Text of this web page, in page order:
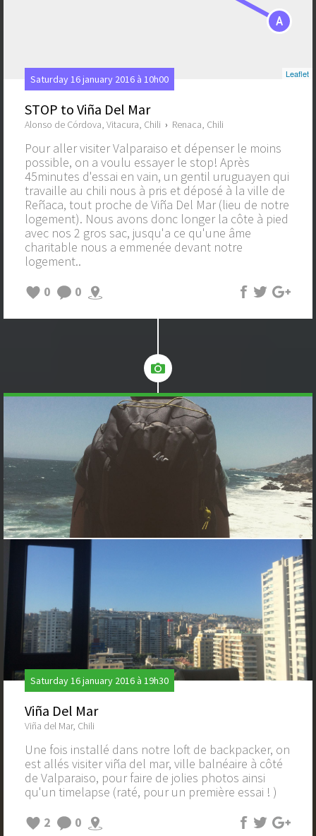
A
Leaflet
Saturday 16 january 2016 à 10h00
STOP to Viña Del Mar
Alonso de Córdova, Vitacura, Chili › Renaca, Chili
Pour aller visiter Valparaiso et dépenser le moins
possible, on a voulu essayer le stop! Après
45minutes d'essai en vain, un gentil uruguayen qui
travaille au chili nous à pris et déposé à la ville de
Reñaca, tout proche de Viña Del Mar (lieu de notre
logement). Nous avons donc longer la côte à pied
avec nos 2 gros sac, jusqu'a ce qu'une âme
charitable nous a emmenée devant notre
logement..
0
0
Saturday 16 january 2016 à 19h30
Viña Del Mar
Viña del Mar, Chili
Une fois installé dans notre loft de backpacker, on
est allés visiter viña del mar, ville balnéaire à côté
de Valparaiso, pour faire de jolies photos ainsi
qu'un timelapse (raté, pour un première essai ! )
2
0